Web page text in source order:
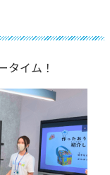
タイム！